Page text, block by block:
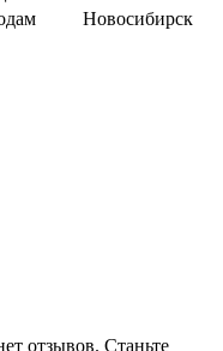
Новосибирск
отзывов. Станьте